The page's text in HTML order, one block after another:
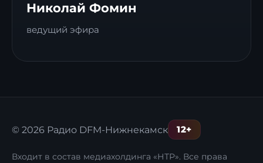
Николай Фомин
ведущий эфира
© 2026 Радио DFM-Нижнекамск 12+
Входит в состав медиахолдинга «НТР». Все права